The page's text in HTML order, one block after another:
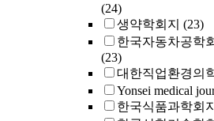
(24)
생약학회지 (23)
한국자동차공학
(23)
대한직업환경의
Yonsei medical
한국식품과학회지